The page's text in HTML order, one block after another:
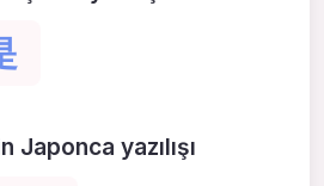
yazılışı